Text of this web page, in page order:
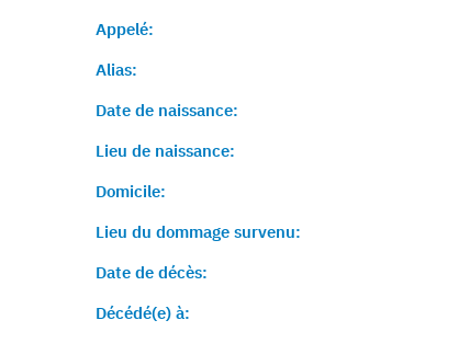
Appelé:
Alias:
Date de naissance:
Lieu de naissance:
Domicile:
Lieu du dommage survenu:
Date de décès:
Décédé(e) à: